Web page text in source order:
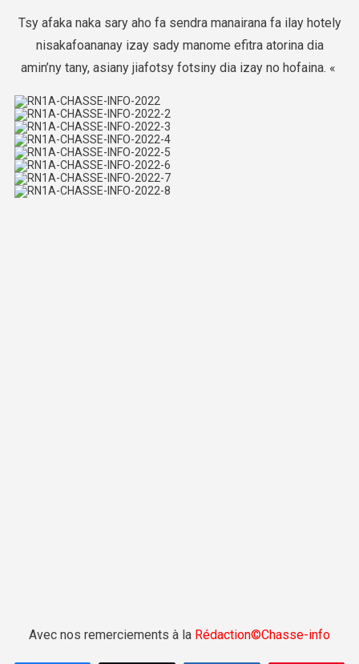
Tsy afaka naka sary aho fa sendra manairana fa ilay hotely
nisakafoananay izay sady manome efitra atorina dia
amin’ny tany, asiany jiafotsy fotsiny dia izay no hofaina. «
Avec nos remerciements à la Rédaction©️Chasse-info